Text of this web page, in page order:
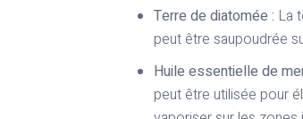
Terre de diatomée : La
peut être saupoudrée
Huile essentielle de
peut être utilisée pour